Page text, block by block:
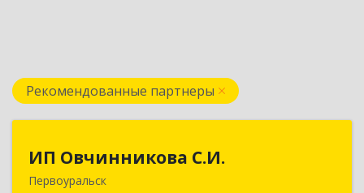
Рекомендованные партнеры
ИП Овчинникова С.И.
Первоуральск
623119, Свердловская обл, Первоуральск г,